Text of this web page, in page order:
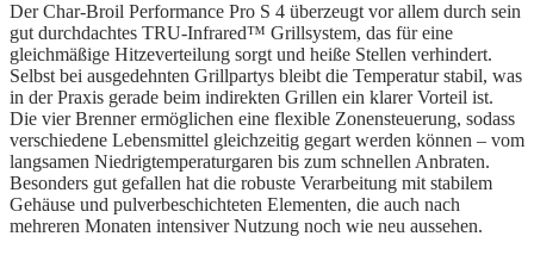
Der Char-Broil Performance Pro S 4 überzeugt vor allem durch sein
gut durchdachtes TRU-Infrared™ Grillsystem, das für eine
gleichmäßige Hitzeverteilung sorgt und heiße Stellen verhindert.
Selbst bei ausgedehnten Grillpartys bleibt die Temperatur stabil, was
in der Praxis gerade beim indirekten Grillen ein klarer Vorteil ist.
Die vier Brenner ermöglichen eine flexible Zonensteuerung, sodass
verschiedene Lebensmittel gleichzeitig gegart werden können – vom
langsamen Niedrigtemperaturgaren bis zum schnellen Anbraten.
Besonders gut gefallen hat die robuste Verarbeitung mit stabilem
Gehäuse und pulverbeschichteten Elementen, die auch nach
mehreren Monaten intensiver Nutzung noch wie neu aussehen.